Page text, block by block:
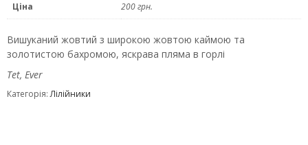
Ціна 200 грн.
Вишуканий жовтий з широкою жовтою каймою та
золотистою бахромою, яскрава пляма в горлі
Tet, Ever
Категорія:Лілійники